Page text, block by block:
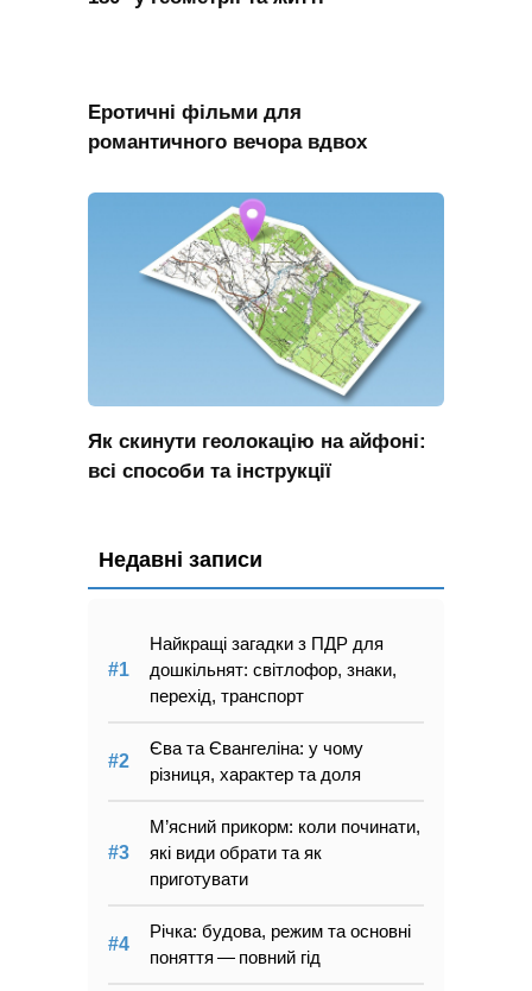
Еротичні фільми для
романтичного вечора вдвох
Як скинути геолокацію на айфоні:
всі способи та інструкції
Недавні записи
Найкращі загадки з ПДР для
дошкільнят: світлофор, знаки,
перехід, транспорт
Єва та Євангеліна: у чому
різниця, характер та доля
М’ясний прикорм: коли починати,
які види обрати та як
приготувати
Річка: будова, режим та основні
поняття — повний гід